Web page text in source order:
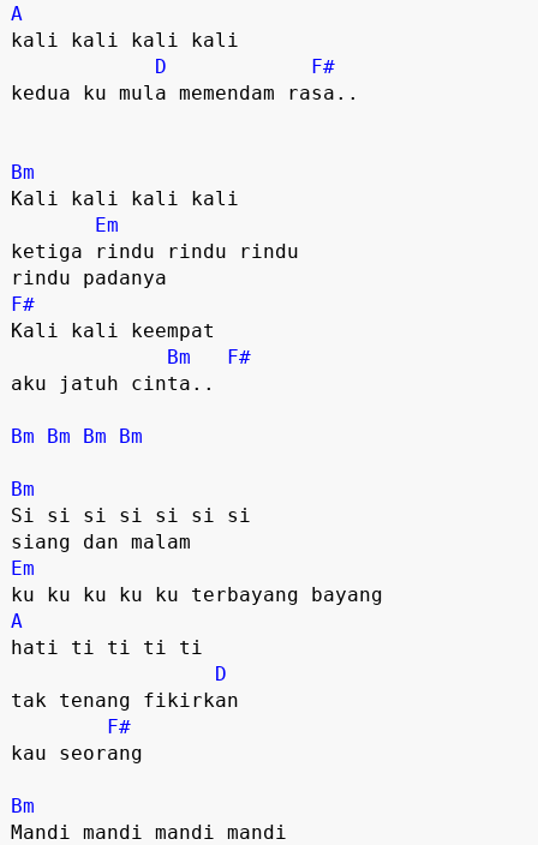
A
kali kali kali kali
D
F#
kedua ku mula memendam rasa..
Bm
Kali kali kali kali
Em
ketiga rindu rindu rindu
F#
Kali kali keempat
Bm
F#
aku jatuh cinta..
Bm Bm Bm Bm
Bm
Si si si si si si si
Em
A
hati ti ti ti ti
D
tak tenang fikirkan
F#
kau seorang
Bm
Mandi mandi mandi mandi